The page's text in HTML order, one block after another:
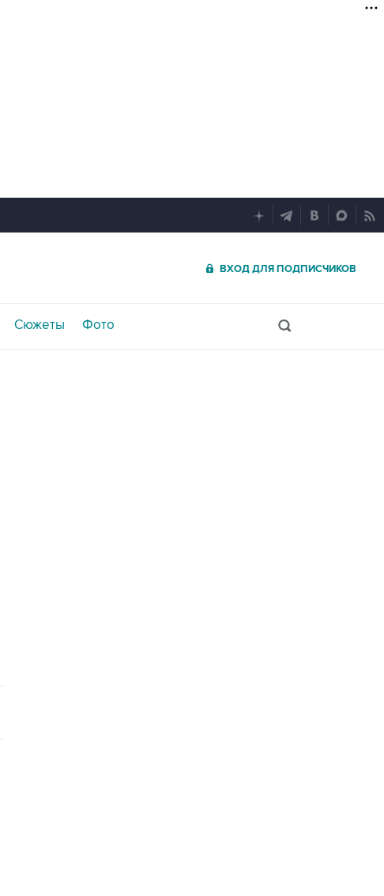
ВХОД ДЛЯ ПОДПИСЧИКОВ
Сюжеты Фото